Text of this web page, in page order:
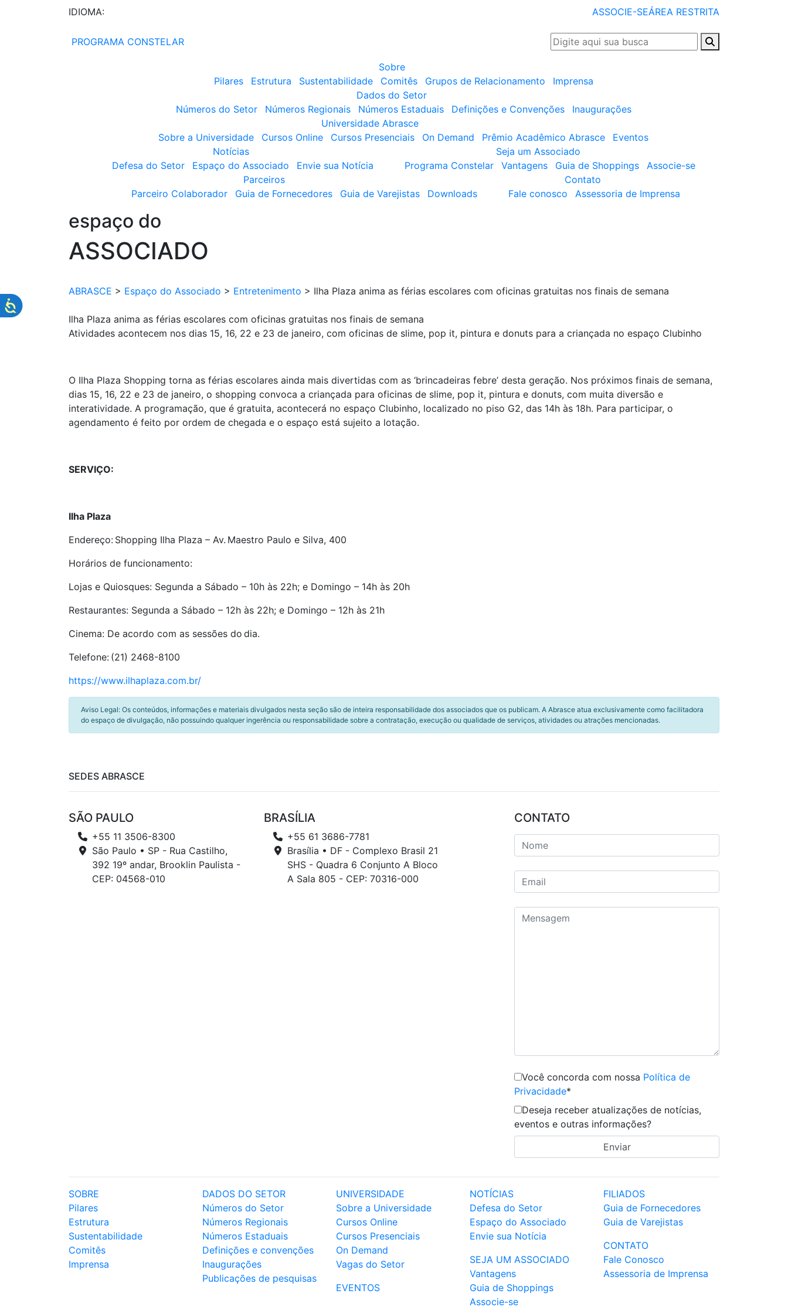
IDIOMA: ASSOCIE-SEÁREA RESTRITA
PROGRAMA CONSTELAR
Sobre
Pilares
Estrutura Sustentabilidade Comitês Grupos de Relacionamento
Imprensa
Dados do Setor
Números do Setor
Números Regionais Números Estaduais Definições e Convenções
Inaugurações
Universidade Abrasce
Sobre a Universidade
Cursos Online Cursos Presenciais On Demand Prêmio Acadêmico Abrasce
Eventos
Notícias
Defesa do Setor
Espaço do Associado Envie sua Notícia
Seja um Associado
Programa Constelar
Vantagens Guia de Shoppings
Associe-se
Parceiros
Parceiro Colaborador
Guia de Fornecedores Guia de Varejistas Downloads
Contato
Fale conosco
Assessoria de Imprensa
espaço do
ASSOCIADO
ABRASCE > Espaço do Associado > Entretenimento > Ilha Plaza anima as férias escolares com oficinas gratuitas nos finais de semana
Ilha Plaza anima as férias escolares com oficinas gratuitas nos finais de semana
Atividades acontecem nos dias 15, 16, 22 e 23 de janeiro, com oficinas de slime, pop it, pintura e donuts para a criançada no espaço Clubinho
O Ilha Plaza Shopping torna as férias escolares ainda mais divertidas com as ‘brincadeiras febre’ desta geração. Nos próximos finais de semana,
dias 15, 16, 22 e 23 de janeiro, o shopping convoca a criançada para oficinas de slime, pop it, pintura e donuts, com muita diversão e
interatividade. A programação, que é gratuita, acontecerá no espaço Clubinho, localizado no piso G2, das 14h às 18h. Para participar, o
agendamento é feito por ordem de chegada e o espaço está sujeito a lotação.
SERVIÇO:
Ilha Plaza
Endereço: Shopping Ilha Plaza – Av. Maestro Paulo e Silva, 400
Horários de funcionamento:
Lojas e Quiosques: Segunda a Sábado – 10h às 22h; e Domingo – 14h às 20h
Restaurantes: Segunda a Sábado – 12h às 22h; e Domingo – 12h às 21h
Cinema: De acordo com as sessões do dia.
Telefone: (21) 2468-8100
https://www.ilhaplaza.com.br/
Aviso Legal: Os conteúdos, informações e materiais divulgados nesta seção são de inteira responsabilidade dos associados que os publicam. A Abrasce atua exclusivamente como facilitadora
do espaço de divulgação, não possuindo qualquer ingerência ou responsabilidade sobre a contratação, execução ou qualidade de serviços, atividades ou atrações mencionadas.
SEDES ABRASCE
SÃO PAULO
+55 11 3506-8300
São Paulo • SP - Rua Castilho,
392 19º andar, Brooklin Paulista -
CEP: 04568-010
BRASÍLIA
+55 61 3686-7781
Brasília • DF - Complexo Brasil 21
SHS - Quadra 6 Conjunto A Bloco
A Sala 805 - CEP: 70316-000
CONTATO
Você concorda com nossa Política de
Privacidade*
Deseja receber atualizações de notícias,
eventos e outras informações?
SOBRE
Pilares
Estrutura
Sustentabilidade
Comitês
Imprensa
DADOS DO SETOR
Números do Setor
Números Regionais
Números Estaduais
Definições e convenções
Inaugurações
Publicações de pesquisas
UNIVERSIDADE
Sobre a Universidade
Cursos Online
Cursos Presenciais
On Demand
Vagas do Setor
EVENTOS
NOTÍCIAS
Defesa do Setor
Espaço do Associado
Envie sua Notícia
SEJA UM ASSOCIADO
Vantagens
Guia de Shoppings
Associe-se
FILIADOS
Guia de Fornecedores
Guia de Varejistas
CONTATO
Fale Conosco
Assessoria de Imprensa